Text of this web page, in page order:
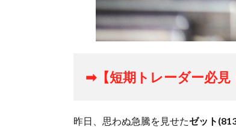
➡【短期トレーダー必見
昨日、思わぬ急騰を見せたゼット